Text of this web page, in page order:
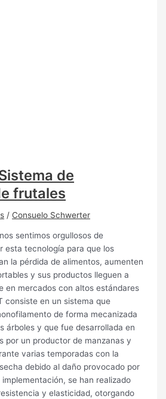
de
frutales
/ Consuelo Schwerter
sentimos orgullosos de
esta tecnología para que los
la pérdida de alimentos, aumenten
y sus productos lleguen a
en mercados con altos estándares
consiste en un sistema que
de forma mecanizada
árboles y que fue desarrollada en
por un productor de manzanas y
varias temporadas con la
debido al daño provocado por
se han realizado
y elasticidad, otorgando